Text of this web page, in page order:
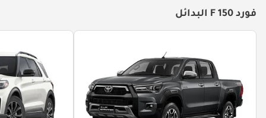
فورد F 150 البدائل